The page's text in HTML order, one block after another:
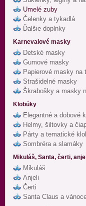
Umelé zuby
Čelenky a tykadlá
Ďalšie doplnky
Karnevalové masky
Detské masky
Gumové masky
Papierové masky na
Strašidelné masky
Škrabošky a masky
Klobúky
Elegantné a dobové
Helmy, šiltovky a
Párty a tematické
Sombréra a slamáky
Mikuláš, Santa, čerti,
Mikuláš
Anjeli
Čerti
Santa Claus a